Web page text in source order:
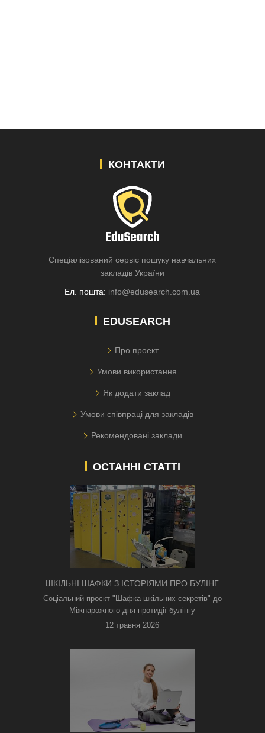
КОНТАКТИ
Спеціалізований сервіс пошуку навчальних
закладів України
Ел. пошта: info@edusearch.com.ua
EDUSEARCH
Про проект
Умови використання
Як додати заклад
Умови співпраці для закладів
Рекомендовані заклади
ОСТАННІ СТАТТІ
ШКІЛЬНІ ШАФКИ З ІСТОРІЯМИ ПРО БУЛІНГ
З'ЯВИЛИСЯ В КИЄВІ
Соціальний проєкт "Шафка шкільних секретів" до
Міжнарожного дня протидії булінгу
12 травня 2026